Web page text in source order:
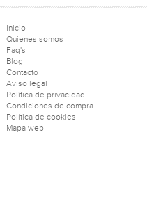
Inicio
Quienes somos
Faq's
Blog
Contacto
Aviso legal
Política de privacidad
Condiciones de compra
Política de cookies
Mapa web